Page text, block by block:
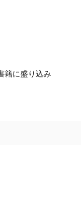
籍に盛り込み